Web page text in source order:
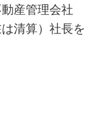
産管理会社
清算）社長を